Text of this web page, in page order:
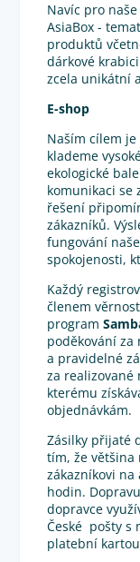
Navíc pro
AsiaBox -
produktů
dárkové
zcela unikátní
E-shop
Naším cílem je
klademe
ekologické
komunikaci se
řešení
zákazníků.
fungování
spokojenosti,
Každý
členem
program
poděkování za
a pravidelné
za
kterému
objednávkám.
Zásilky přijaté
tím, že většina
zákazníkovi
hodin.
dopravce
České pošty s
platební